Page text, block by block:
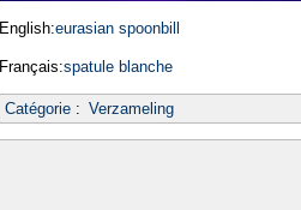
English:eurasian spoonbill
Français:spatule blanche
Catégorie: Verzameling